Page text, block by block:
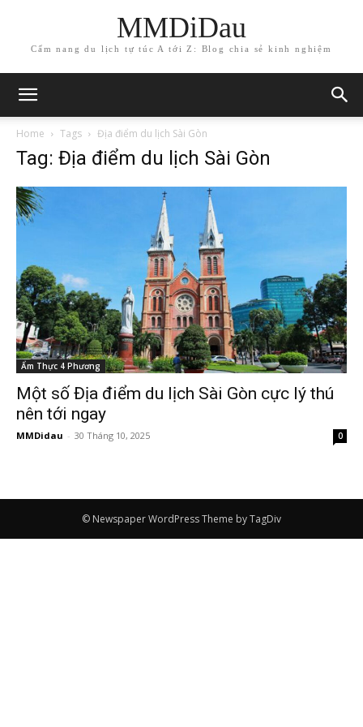
MMDiDau
Cẩm nang du lịch tự túc A tới Z: Blog chia sẻ kinh nghiệm
Home Tags Địa điểm du lịch Sài Gòn
Tag: Địa điểm du lịch Sài Gòn
Ẩm Thực 4 Phương
Một số Địa điểm du lịch Sài Gòn cực lý thú
nên tới ngay
MMDidau - 30 Tháng 10, 2025 0
© Newspaper WordPress Theme by TagDiv